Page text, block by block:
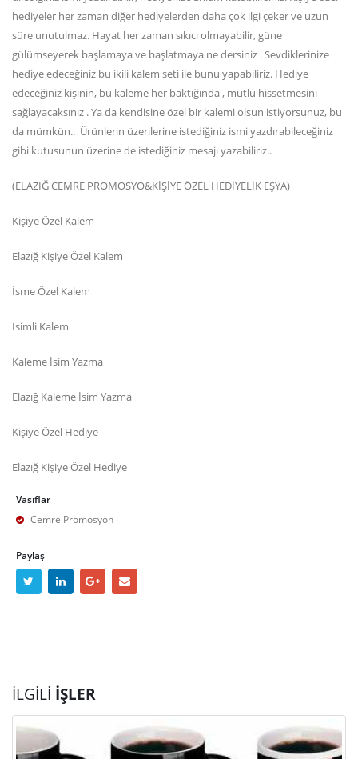
hediyeler her zaman diğer hediyelerden daha çok ilgi çeker ve uzun
süre unutulmaz. Hayat her zaman sıkıcı olmayabilir, güne
gülümseyerek başlamaya ve başlatmaya ne dersiniz . Sevdiklerinize
hediye edeceğiniz bu ikili kalem seti ile bunu yapabiliriz. Hediye
edeceğiniz kişinin, bu kaleme her baktığında , mutlu hissetmesini
sağlayacaksınız . Ya da kendisine özel bir kalemi olsun istiyorsunuz, bu
da mümkün.. Ürünlerin üzerilerine istediğiniz ismi yazdırabileceğiniz
gibi kutusunun üzerine de istediğiniz mesajı yazabiliriz..
(ELAZIĞ CEMRE PROMOSYO&KİŞİYE ÖZEL HEDİYELİK EŞYA)
Kişiye Özel Kalem
Elazığ Kişiye Özel Kalem
İsme Özel Kalem
İsimli Kalem
Kaleme İsim Yazma
Elazığ Kaleme İsim Yazma
Kişiye Özel Hediye
Elazığ Kişiye Özel Hediye
Vasıflar
Cemre Promosyon
Paylaş
İLGILI İŞLER